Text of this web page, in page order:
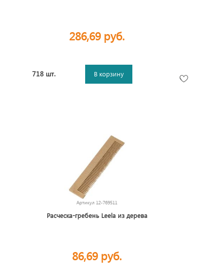
286,69 руб.
718 шт. В корзину
Артикул 12-769511
Расческа-гребень Leela из дерева
86,69 руб.